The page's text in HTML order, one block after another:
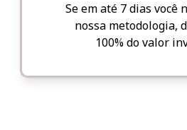
Se em até 7 dias você
nossa metodologia,
100% do valor